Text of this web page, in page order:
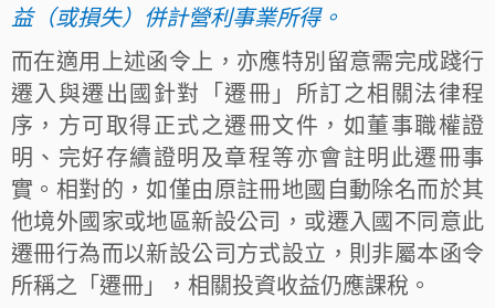
益（或損失）併計營利事業所得。
而在適用上述函令上，亦應特別留意需完成踐行
遷入與遷出國針對「遷冊」所訂之相關法律程
序，方可取得正式之遷冊文件，如董事職權證
明、完好存續證明及章程等亦會註明此遷冊事
實。相對的，如僅由原註冊地國自動除名而於其
他境外國家或地區新設公司，或遷入國不同意此
遷冊行為而以新設公司方式設立，則非屬本函令
所稱之「遷冊」，相關投資收益仍應課稅。